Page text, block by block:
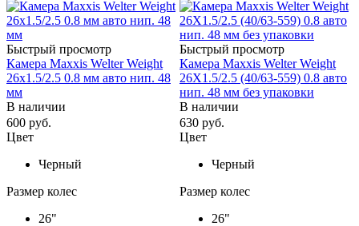
Быстрый просмотр
Камера Maxxis Welter Weight
26x1.5/2.5 0.8 мм авто нип. 48
мм
В наличии
600 руб.
Цвет
Черный
Размер колес
26"
Быстрый просмотр
Камера Maxxis Welter Weight
26X1.5/2.5 (40/63-559) 0.8 авто
нип. 48 мм без упаковки
В наличии
630 руб.
Цвет
Черный
Размер колес
26"